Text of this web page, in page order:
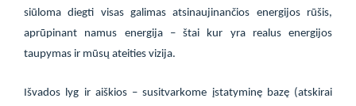
siūloma diegti visas galimas atsinaujinančios energijos rūšis,
aprūpinant namus energija – štai kur yra realus energijos
taupymas ir mūsų ateities vizija.
Išvados lyg ir aiškios – susitvarkome įstatyminę bazę (atskirai